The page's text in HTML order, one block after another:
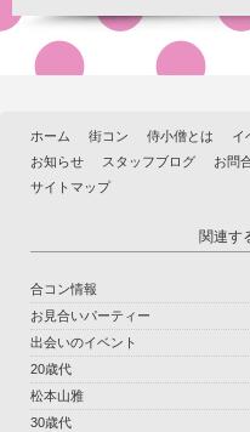
ホーム 街コン 侍小僧とは イ
お知らせ
スタッフブログ お問
サイトマップ
関連す
合コン情報
お見合いパーティー
出会いのイベント
20歳代
松本山雅
30歳代